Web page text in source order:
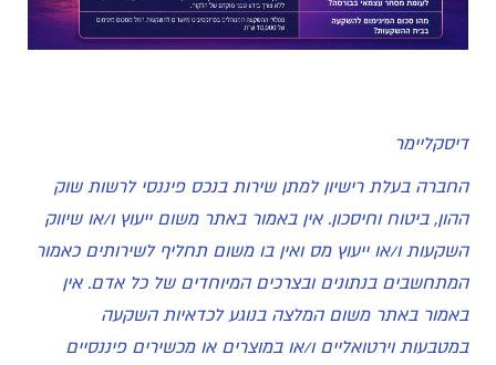
דיסקליימר
החברה בעלת רישיון למתן שירות בנכס פיננסי לרשות שוק
ההון, ביטוח וחיסכון. אין באמור באתר משום ייעוץ ו/או שיווק
השקעות ו/או ייעוץ מס ואין בו משום תחליף לשירותים כאמור
המתחשבים בנתונים ובצרכים המיוחדים של כל אדם. אין
באמור באתר משום המלצה בנוגע לכדאיות השקעה
במטבעות וירטואליים ו/או במוצרים או מכשירים פיננסיים